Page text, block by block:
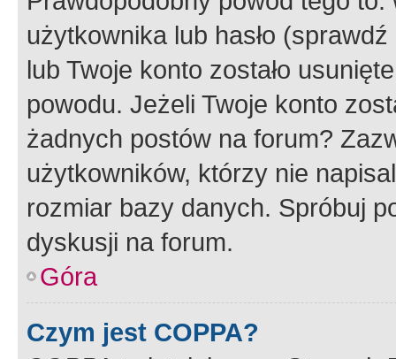
użytkownika lub hasło
lub Twoje konto zostało
powodu. Jeżeli Twoje konto
żadnych postów na forum?
użytkowników, którzy nie
rozmiar bazy danych. Spróbuj
dyskusji na forum.
Góra
Czym jest COPPA?